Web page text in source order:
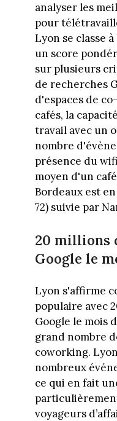
analyser les
pour
Lyon se classe
un score
sur plusieurs
de recherches
d'espaces de
cafés, la
travail avec un
nombre
présence du
moyen d'un
Bordeaux est
72) suivie par
20 millions
Google le
Lyon s'affirme
populaire avec
Google le mois
grand nombre
coworking.
nombreux
ce qui en fait
voyageurs